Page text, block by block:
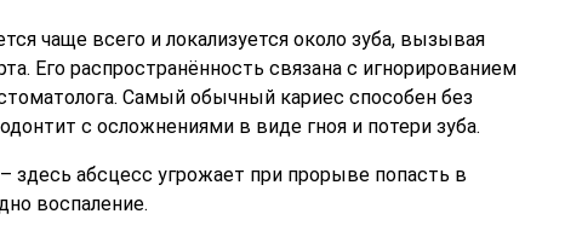
чаще всего и локализуется около зуба, вызывая
Его распространённость связана с игнорированием
Самый обычный кариес способен без
с осложнениями в виде гноя и потери зуба.
здесь абсцесс угрожает при прорыве попасть в
воспаление.